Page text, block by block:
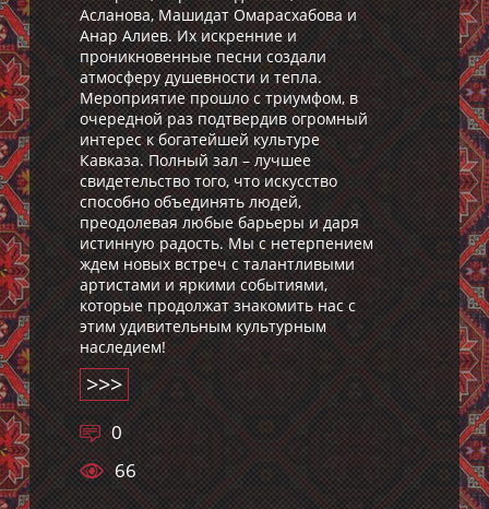
Асланова, Машидат Омарасхабова и
Анар Алиев. Их искренние и
проникновенные песни создали
атмосферу душевности и тепла.
Мероприятие прошло с триумфом, в
очередной раз подтвердив огромный
интерес к богатейшей культуре
Кавказа. Полный зал – лучшее
свидетельство того, что искусство
способно объединять людей,
преодолевая любые барьеры и даря
истинную радость. Мы с нетерпением
ждем новых встреч с талантливыми
артистами и яркими событиями,
которые продолжат знакомить нас с
этим удивительным культурным
наследием!
>>>
0
66